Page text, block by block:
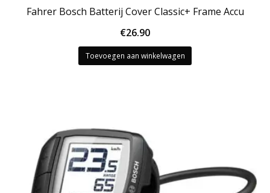
Fahrer Bosch Batterij Cover Classic+ Frame Accu
€26.90
Toevoegen aan winkelwagen